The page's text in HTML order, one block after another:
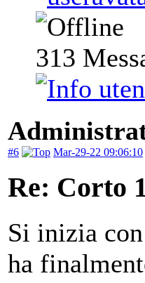
313
#6 Mar-29-22 09:06:10
Re: Corto
Si inizia
ha